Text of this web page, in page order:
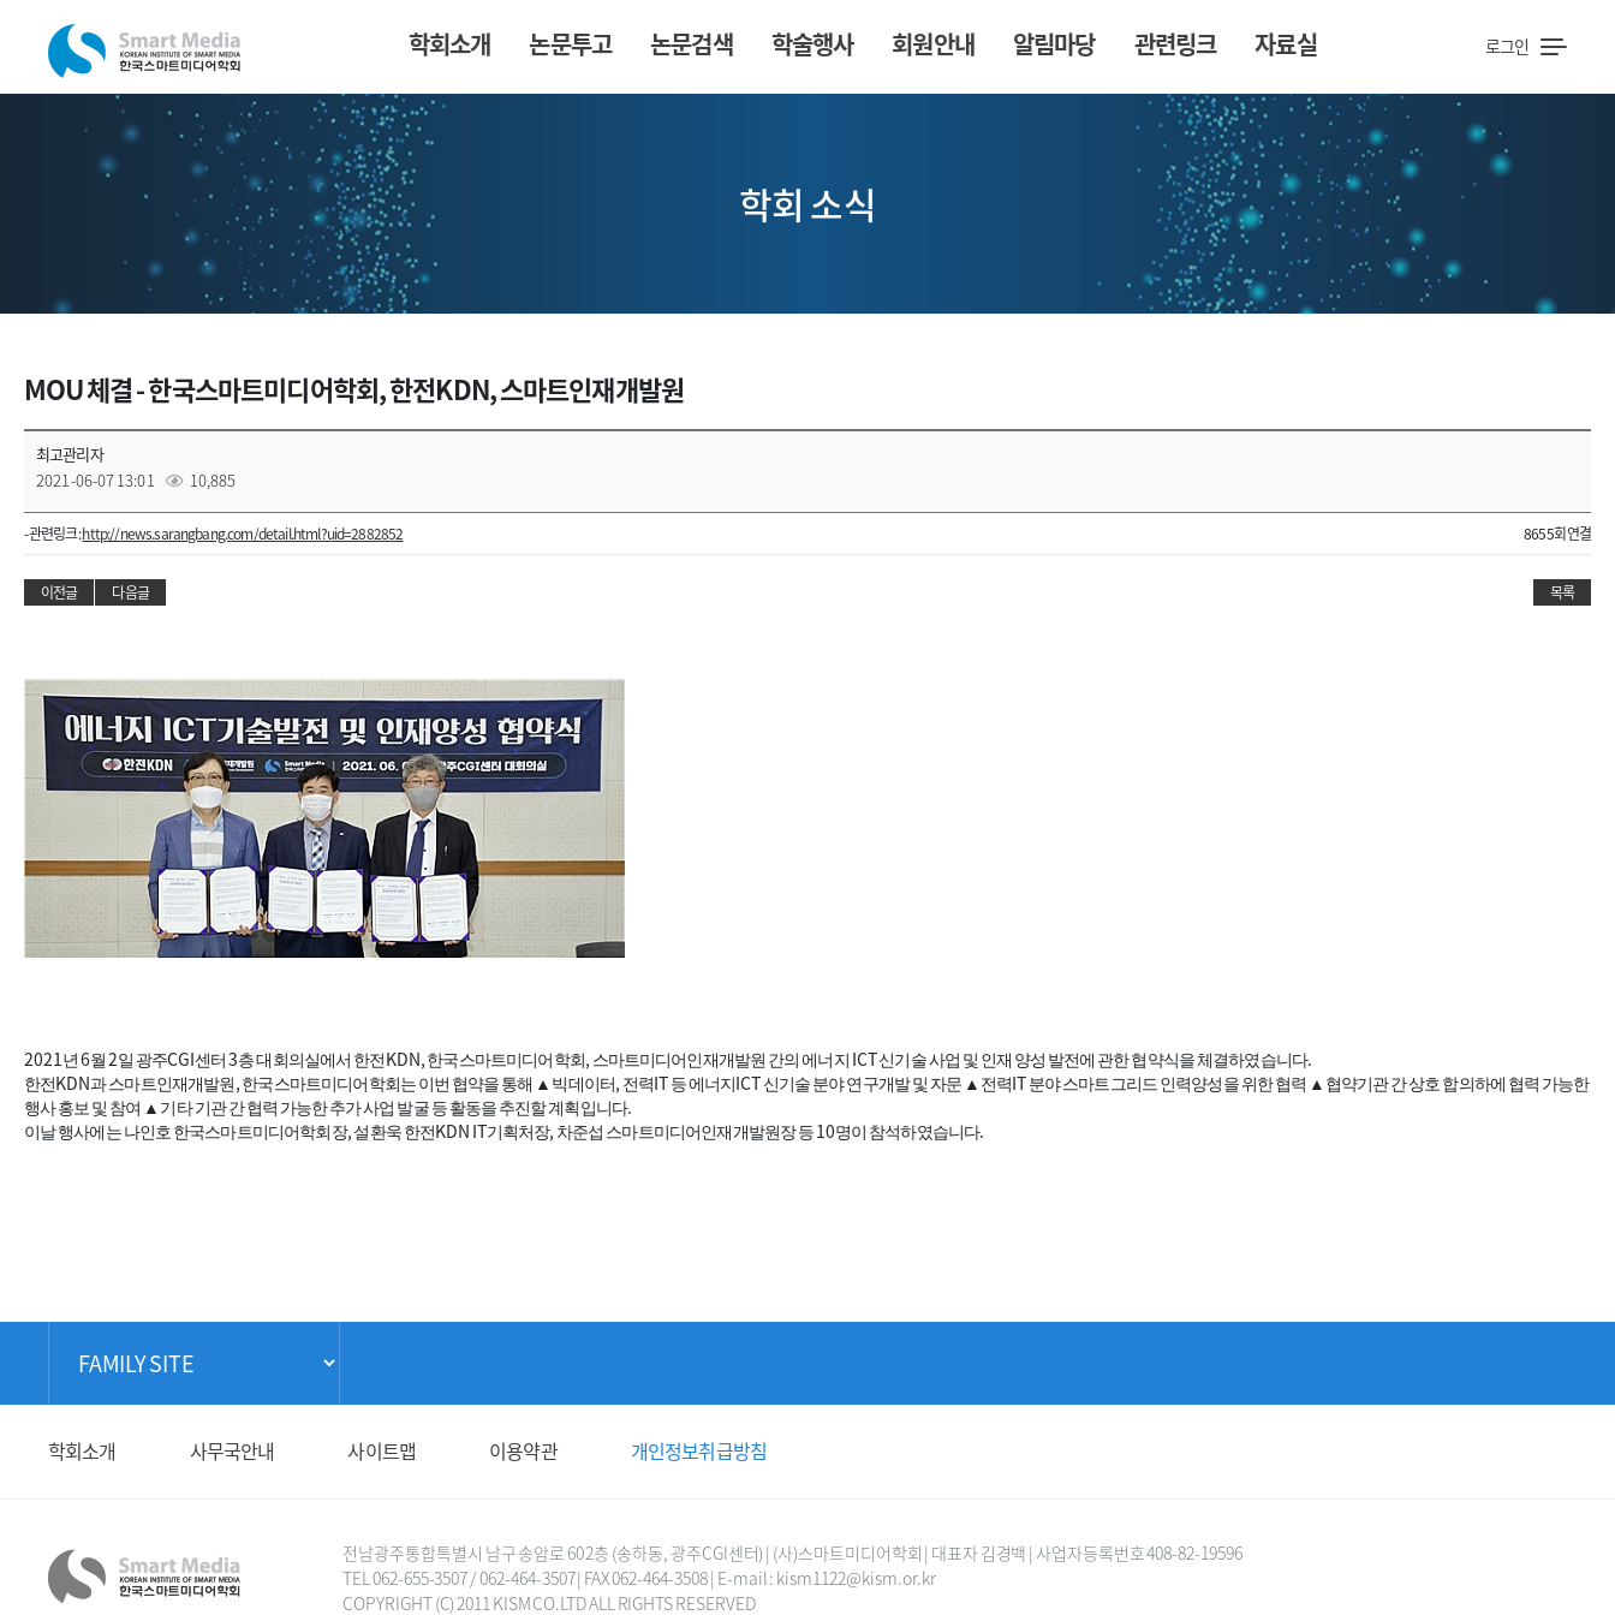
학회소개 논문투고 논문검색 학술행사 회원안내 알림마당 관련링크 자료실 로그인
학회 소식
MOU 체결 - 한국스마트미디어학회, 한전KDN, 스마트인재개발원
최고관리자
2021-06-07 13:01
10,885
- 관련링크 :http://news.sarangbang.com/detail.html?uid=2882852 8655회 연결
이전글 다음글 목록
2021년 6월 2일 광주CGI센터3층 대회의실에서 한전 KDN, 한국스마트미디어학회 , 스마트미디어인재개발원 간의 에너지 ICT신기술 사업 및 인재 양성 발전에 관한 협약식을 체결하였습니다.
한전KDN과 스마트인재개발원 , 한국스마트미디어학회는 이번 협약을 통해 ▲ 빅데이터 , 전력IT 등 에너지 ICT 신기술 분야 연구개발 및 자문 ▲ 전력IT 분야 스마트그리드 인력양성을 위한 협력 ▲ 협약기관 간 상호 합의하에 협력 가능한
행사 홍보 및 참여 ▲ 기타 기관 간 협력 가능한 추가 사업 발굴 등 활동을 추진할 계획입니다.
이날 행사에는 나인호 한국스마트미디어학회장, 설환욱 한전KDN IT기획처장, 차준섭 스마트미디어인재개발원장 등 10명이 참석하였습니다.
학회소개 사무국안내 사이트맵 이용약관 개인정보취급방침
전남광주통합특별시 남구 송암로 60 2층 (송하동, 광주CGI센터) | (사)스마트미디어학회 | 대표자 김경백 | 사업자등록번호 408-82-19596
TEL 062-655-3507 / 062-464-3507 | FAX 062-464-3508 | E-mail : kism1122@kism.or.kr
COPYRIGHT (C) 2011 KISM CO.LTD ALL RIGHTS RESERVED